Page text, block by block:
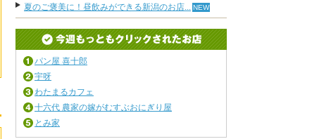
夏のご褒美に！昼飲みができる新潟のお店...
パン屋 喜十郎
宇呀
わたまるカフェ
十六代 農家の嫁がむすぶおにぎり屋
とみ家